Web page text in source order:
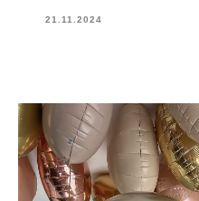
21.11.2024